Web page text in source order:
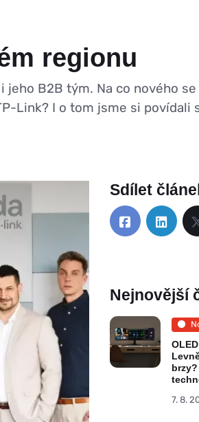
regionu
B2B tým. Na co nového
Link? I o tom jsme si povídali
Sdílet
Nejnovější
7. 8.